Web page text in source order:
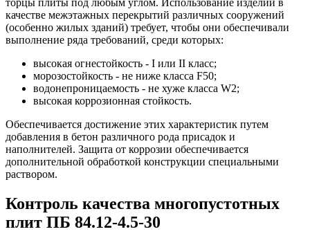
торцы плиты под любым углом. Использование изделий в
качестве межэтажных перекрытий различных сооружений
(особенно жилых зданий) требует, чтобы они обеспечивали
выполнение ряда требований, среди которых:
высокая огнестойкость - I или II класс;
морозостойкость - не ниже класса F50;
водонепроницаемость - не хуже класса W2;
высокая коррозионная стойкость.
Обеспечивается достижение этих характеристик путем
добавления в бетон различного рода присадок и
наполнителей. Защита от коррозии обеспечивается
дополнительной обработкой конструкции специальными
раствором.
Контроль качества многопустотных
плит ПБ 84.12-4.5-30